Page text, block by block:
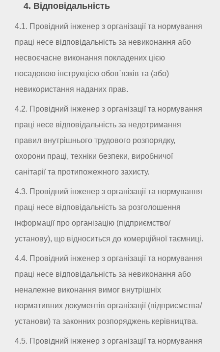
4. Відповідальність
4.1. Провідний інженер з організації та нормування
праці несе відповідальність за невиконання або
несвоєчасне виконання покладених цією
посадовою інструкцією обов`язків та (або)
невикористання наданих прав.
4.2. Провідний інженер з організації та нормування
праці несе відповідальність за недотримання
правил внутрішнього трудового розпорядку,
охорони праці, техніки безпеки, виробничої
санітарії та протипожежного захисту.
4.3. Провідний інженер з організації та нормування
праці несе відповідальність за розголошення
інформації про організацію (підприємство/
установу), що відноситься до комерційної таємниці.
4.4. Провідний інженер з організації та нормування
праці несе відповідальність за невиконання або
неналежне виконання вимог внутрішніх
нормативних документів організації (підприємства/
установи) та законних розпоряджень керівництва.
4.5. Провідний інженер з організації та нормування